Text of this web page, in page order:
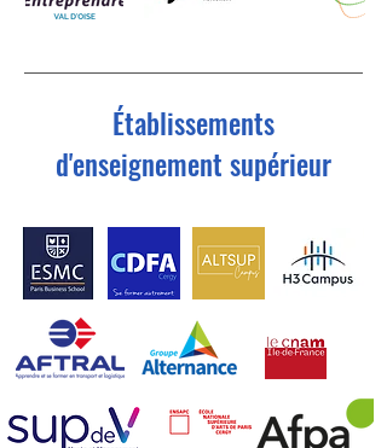
Établissements
d'enseignement supérieur